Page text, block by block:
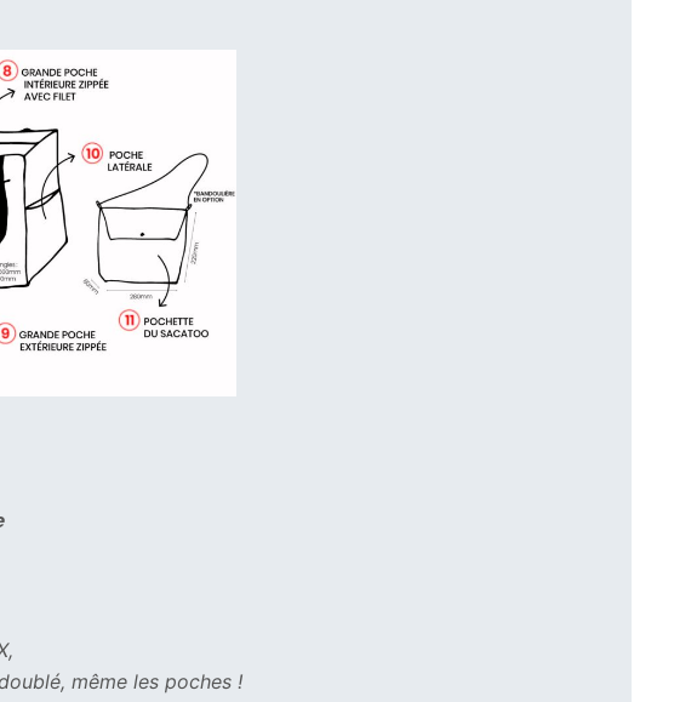
même les poches !